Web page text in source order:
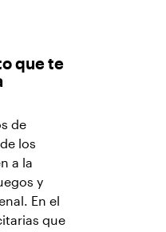
que te
de
los
a la
y
En el
que